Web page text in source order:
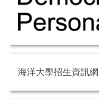
海洋大學招生資訊網